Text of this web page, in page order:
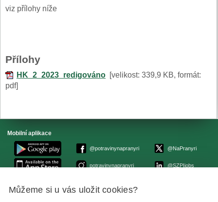
viz přílohy níže
Přílohy
HK_2_2023_redigováno [velikost: 339,9 KB, formát:
pdf]
Mobilní aplikace
@potravinynapranyri
potravinynapranyri
@NaPranyri
@SZPIjobs
© Státní zemědělská a potravinářská inspekce 2026.
Můžeme si u vás uložit cookies?